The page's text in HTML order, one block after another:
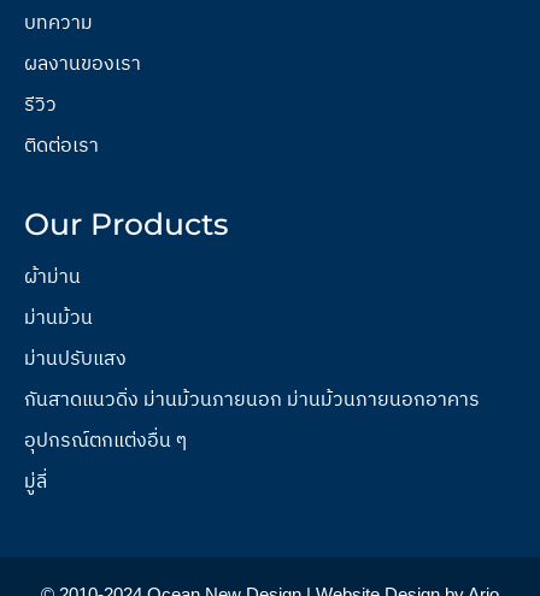
บทความ
ผลงานของเรา
รีวิว
ติดต่อเรา
Our Products
ผ้าม่าน
ม่านม้วน
ม่านปรับแสง
กันสาดแนวดิ่ง ม่านม้วนภายนอก ม่านม้วนภายนอกอาคาร
อุปกรณ์ตกแต่งอื่น ๆ
มู่ลี่